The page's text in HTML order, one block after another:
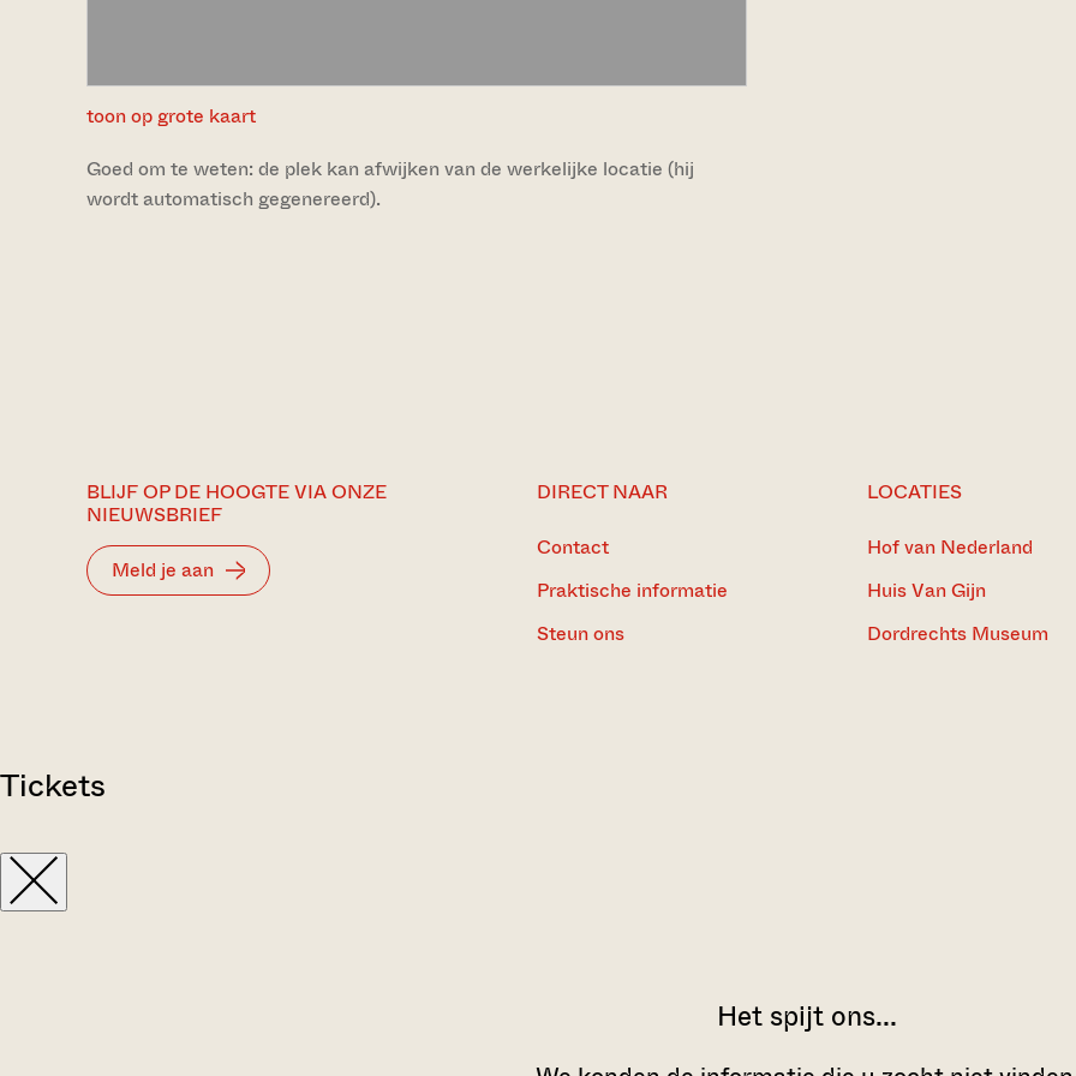
toon op grote kaart
Goed om te weten: de plek kan afwijken van de werkelijke locatie (hij
wordt automatisch gegenereerd).
BLIJF OP DE HOOGTE VIA ONZE
NIEUWSBRIEF
Meld je aan
DIRECT NAAR
Contact
Praktische informatie
Steun ons
LOCATIES
Hof van Nederland
Huis Van Gijn
Dordrechts Museum
Tickets